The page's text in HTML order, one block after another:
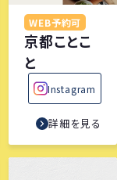
WEB予約可
京都ことこ
と
Instagram
詳細を見る